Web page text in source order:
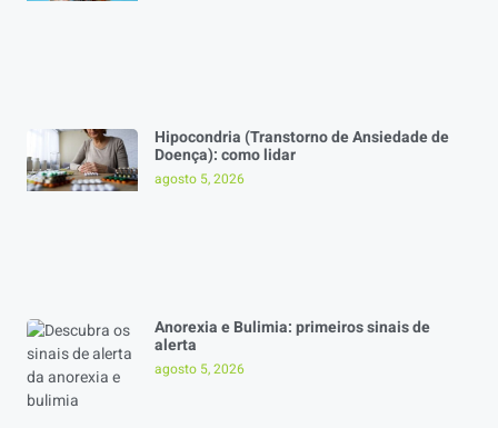
Hipocondria (Transtorno de Ansiedade de
Doença): como lidar
agosto 5, 2026
Anorexia e Bulimia: primeiros sinais de
alerta
agosto 5, 2026